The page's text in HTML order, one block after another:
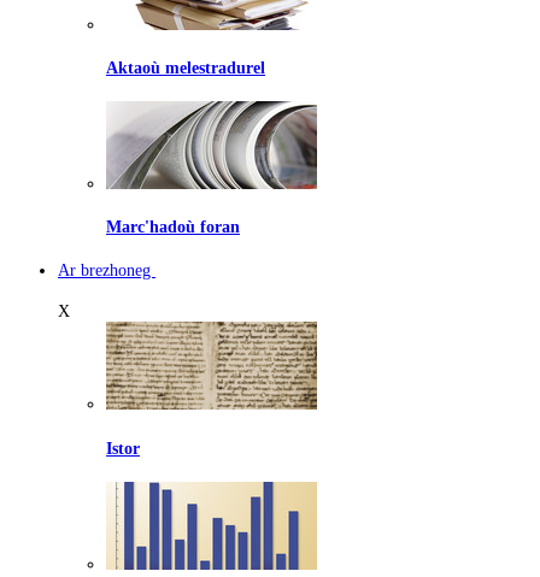
Aktaoù melestradurel
Marc'hadoù foran
Ar brezhoneg
X
Istor